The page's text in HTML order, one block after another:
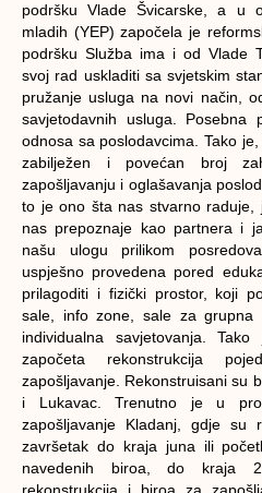
podršku Vlade Švicarske, a u
mladih (YEP) započela je
podršku Služba ima i od Vlade
svoj rad uskladiti sa svjetskim
pružanje usluga na novi način,
savjetodavnih usluga. Posebna
odnosa sa poslodavcima. Tako
zabilježen i povećan broj
zapošljavanju i oglašavanja
to je ono šta nas stvarno raduje,
nas prepoznaje kao partnera i
našu ulogu prilikom
uspješno provedena pored
prilagoditi i fizički prostor, koji
sale, info zone, sale za grupna
individualna savjetovanja.
započeta rekonstrukcija
zapošljavanje. Rekonstruisani su
i Lukavac. Trenutno je u
zapošljavanje Kladanj, gdje su
završetak do kraja juna ili
navedenih biroa, do kraja